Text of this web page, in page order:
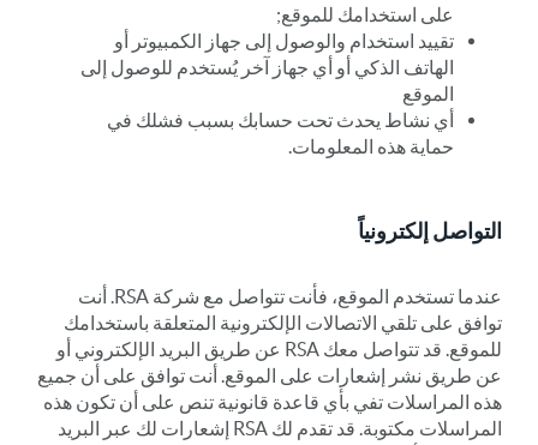
على استخدامك للموقع;
تقييد استخدام والوصول إلى جهاز الكمبيوتر أو
الهاتف الذكي أو أي جهاز آخر يُستخدم للوصول إلى
الموقع
أي نشاط يحدث تحت حسابك بسبب فشلك في
حماية هذه المعلومات.
التواصل إلكترونياً
عندما تستخدم الموقع، فأنت تتواصل مع شركة RSA. أنت
توافق على تلقي الاتصالات الإلكترونية المتعلقة باستخدامك
للموقع. قد تتواصل معك RSA عن طريق البريد الإلكتروني أو
عن طريق نشر إشعارات على الموقع. أنت توافق على أن جميع
هذه المراسلات تفي بأي قاعدة قانونية تنص على أن تكون هذه
المراسلات مكتوبة. قد تقدم لك RSA إشعارات لك عبر البريد